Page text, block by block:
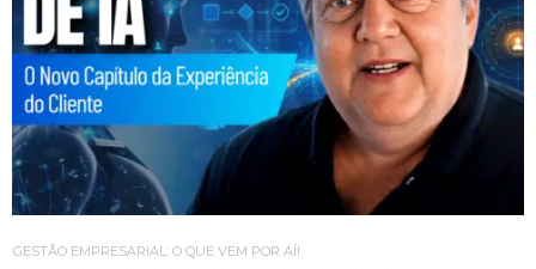
GESTÃO EMPRESARIAL: O QUE VEM POR AÍ!